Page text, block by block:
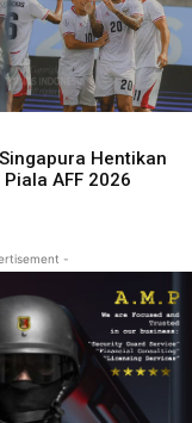
Hentikan
AFF 2026
-